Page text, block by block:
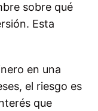
sobre qué
Esta
en una
el riesgo es
que